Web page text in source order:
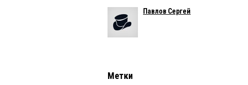
Павлов Сергей
Метки